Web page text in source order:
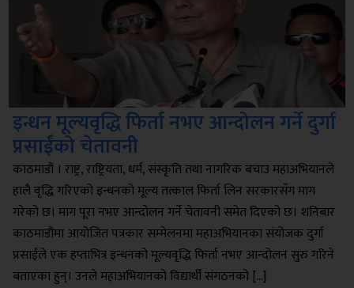
इन्धन मूल्यवृद्धि फिर्ता नभए आन्दोलन गर्ने दुर्गा
प्रसाईंको चेतावनी
काठमाडौं । राष्ट्र, राष्ट्रियता, धर्म, संस्कृति तथा नागरिक बचाउ महाअभियानले
हालै वृद्धि गरिएको इन्धनको मूल्य तत्काल फिर्ता लिन सरकारसँग माग
गरेको छ। माग पूरा नभए आन्दोलन गर्ने चेतावनी समेत दिएको छ। शनिबार
काठमाडौंमा आयोजित पत्रकार सम्मेलनमा महाअभियानका संयोजक दुर्गा
प्रसाईंले एक हप्ताभित्र इन्धनको मूल्यवृद्धि फिर्ता नभए आन्दोलन सुरु गरिने
बताएका हुन्। उनले महाअभियानको विद्यार्थी संगठनको […]